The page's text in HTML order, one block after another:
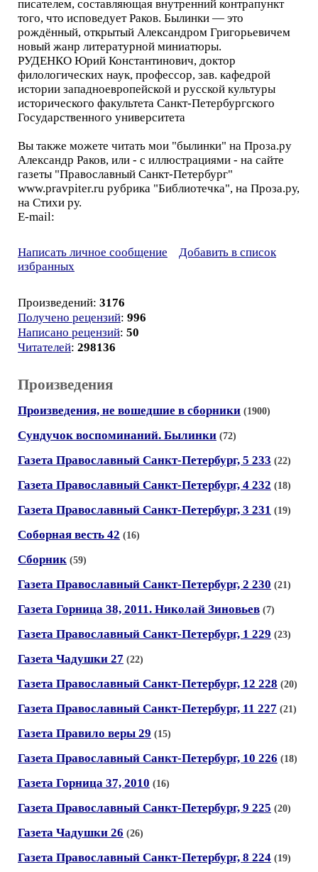
писателем, составляющая внутренний контрапункт
того, что исповедует Раков. Былинки — это
рождённый, открытый Александром Григорьевичем
новый жанр литературной миниатюры.
РУДЕНКО Юрий Константинович, доктор
филологических наук, профессор, зав. кафедрой
истории западноевропейской и русской культуры
исторического факультета Санкт-Петербургского
Государственного университета
Вы также можете читать мои "былинки" на Проза.ру
Александр Раков, или - с иллюстрациями - на сайте
газеты "Православный Санкт-Петербург"
www.pravpiter.ru рубрика "Библиотечка", на Проза.ру,
на Стихи ру.
E-mail:
Написать личное сообщение
Добавить в список
избранных
Произведений: 3176
Получено рецензий: 996
Написано рецензий: 50
Читателей: 298136
Произведения
Произведения, не вошедшие в сборники (1900)
Сундучок воспоминаний. Былинки (72)
Газета Православный Санкт-Петербург, 5 233 (22)
Газета Православный Санкт-Петербург, 4 232 (18)
Газета Православный Санкт-Петербург, 3 231 (19)
Соборная весть 42 (16)
Сборник (59)
Газета Православный Санкт-Петербург, 2 230 (21)
Газета Горница 38, 2011. Николай Зиновьев (7)
Газета Православный Санкт-Петербург, 1 229 (23)
Газета Чадушки 27 (22)
Газета Православный Санкт-Петербург, 12 228 (20)
Газета Православный Санкт-Петербург, 11 227 (21)
Газета Правило веры 29 (15)
Газета Православный Санкт-Петербург, 10 226 (18)
Газета Горница 37, 2010 (16)
Газета Православный Санкт-Петербург, 9 225 (20)
Газета Чадушки 26 (26)
Газета Православный Санкт-Петербург, 8 224 (19)